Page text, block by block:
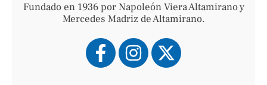
Fundado en 1936 por Napoleón Viera Altamirano y
Mercedes Madriz de Altamirano.